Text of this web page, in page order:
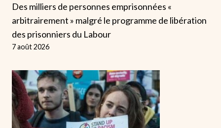
Des milliers de personnes emprisonnées «
arbitrairement » malgré le programme de libération
des prisonniers du Labour
7 août 2026